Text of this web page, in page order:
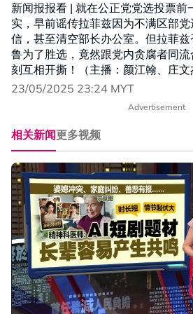
新闻报报看 | 就在公正党党选投票前
实，早前谣传拉菲兹因为不满区部
信，甚至清空部长办公室。但拉菲
鲁为了胜选，竟然跟党内贪腐者同
刻互相开撕！（主播：颜江翰、庄文
23/05/2025 23:24 MYT
Advertisement
相关新闻更多视频